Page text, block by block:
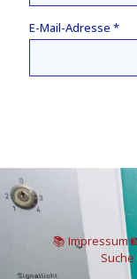
E-Mail-Adresse *
📚 Impressum
Suche